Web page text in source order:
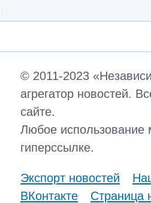
© 2011-2023
агрегатор новостей.
сайте.
Любое использование
гиперссылке.
Экспорт новостей
ВКонтакте
Страница